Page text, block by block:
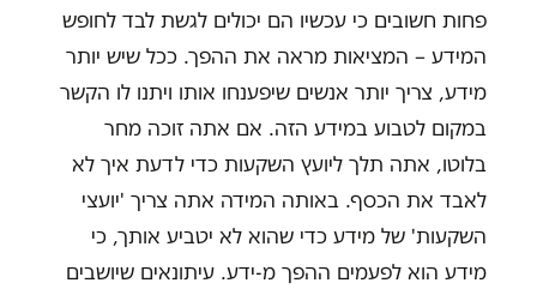
פחות חשובים כי עכשיו הם יכולים לגשת לבד לחופש
המידע – המציאות מראה את ההפך. ככל שיש יותר
מידע, צריך יותר אנשים שיפענחו אותו ויתנו לו הקשר
במקום לטבוע במידע הזה. אם אתה זוכה מחר
בלוטו, אתה תלך ליועץ השקעות כדי לדעת איך לא
לאבד את הכסף. באותה המידה אתה צריך 'יועצי
השקעות' של מידע כדי שהוא לא יטביע אותך, כי
מידע הוא לפעמים ההפך מ-ידע. עיתונאים שיושבים